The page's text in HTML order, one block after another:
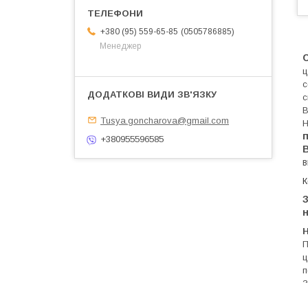
+380 (95) 559-65-85
0505786885
Менеджер
Tusya.goncharova@gmail.com
+380955596585